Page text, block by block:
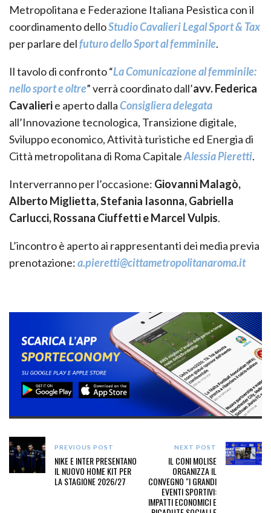
Metropolitana e Federazione Italiana Pesistica con il
coordinamento delloStudio Cavalieri Legal Sport & Tax
per parlare delfuturo dello Sport al femminile.
Il tavolo di confronto “La Comunicazione al femminile:
nello sport e oltre” verrà coordinato dall’avv. Federica
Cavalierie aperto dallaConsigliera delegata
all’Innovazione tecnologica, Transizione digitale,
Sviluppo economico, Attività turistiche ed Energia di
Città metropolitana di Roma CapitaleAlessia Pieretti.
Interverranno per l’occasione: Giovanni Malagò,
Alberto Miglietta, Stefania Iasonna, Gabriella
Carlucci, Rossana Ciuffetti e Marcel Vulpis.
L’incontro è aperto ai rappresentanti dei media previa
prenotazione:a.pieretti@cittametropolitanaroma.it
PREVIOUS POST
NIKE E INTER PRESENTANO
IL NUOVO HOME KIT PER
LA STAGIONE 2026/27
NEXT POST
IL CONI MOLISE
ORGANIZZA IL
CONVEGNO "I GRANDI
EVENTI SPORTIVI:
IMPATTI ECONOMICI E